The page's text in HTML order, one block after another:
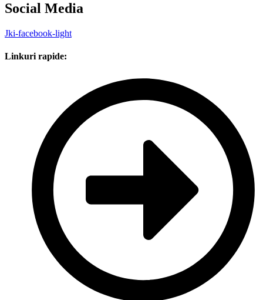
Social Media
Jki-facebook-light
Linkuri rapide: